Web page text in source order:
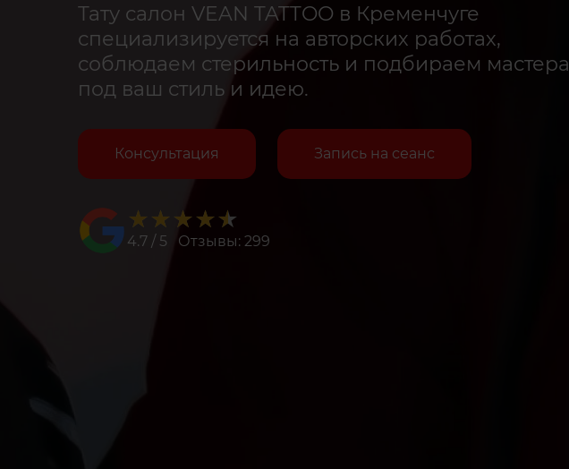
Тату салон VEAN TATTOO в Кременчуге
специализируется на авторских работах,
соблюдаем стерильность и подбираем мастера
под ваш стиль и идею.
Консультация Запись на сеанс
★★★★★
★★★★★
4.7 / 5 Отзывы: 299